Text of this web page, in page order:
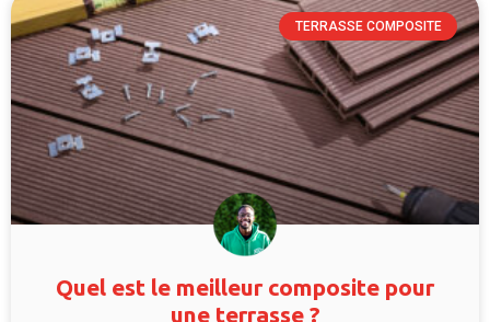
TERRASSE COMPOSITE
Quel est le meilleur composite pour
une terrasse ?